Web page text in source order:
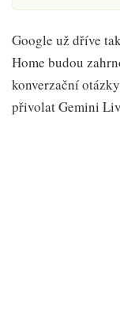
Google už dříve
Home budou
konverzační
přivolat Gemini